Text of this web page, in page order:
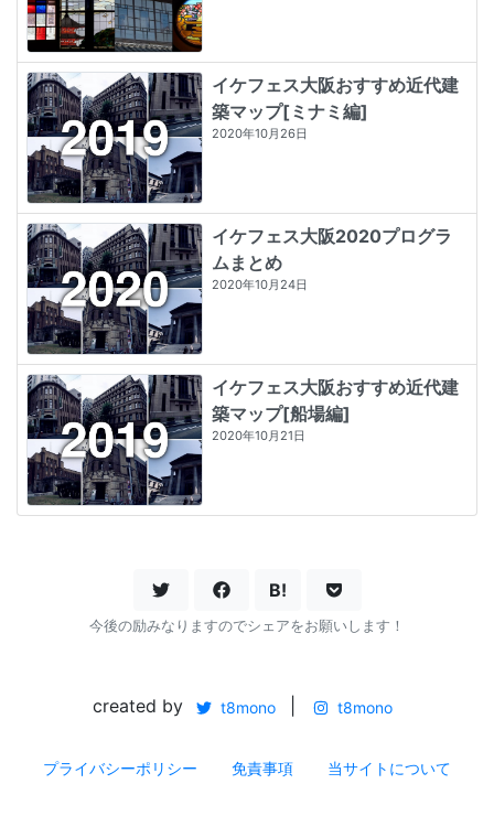
イケフェス大阪おすすめ近代建
築マップ[ミナミ編]
2020年10月26日
イケフェス大阪2020プログラ
ムまとめ
2020年10月24日
イケフェス大阪おすすめ近代建
築マップ[船場編]
2020年10月21日
B!
今後の励みなりますのでシェアをお願いします！
created by t8mono t8mono
プライバシーポリシー 免責事項 当サイトについて